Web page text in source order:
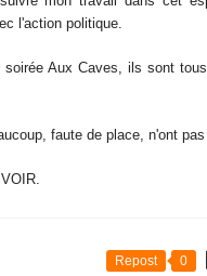
l'action politique.
soirée Aux Caves, ils sont
faute de place, n'ont
Repost 0